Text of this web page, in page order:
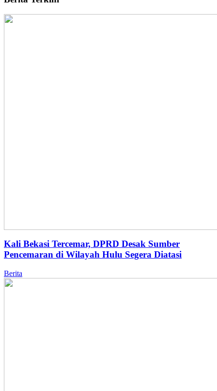
Kali Bekasi Tercemar, DPRD Desak Sumber
Pencemaran di Wilayah Hulu Segera Diatasi
Berita